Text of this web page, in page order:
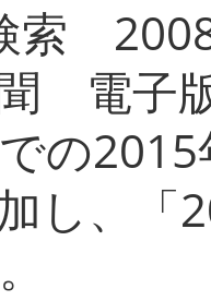
索
電子
の
し、「
し